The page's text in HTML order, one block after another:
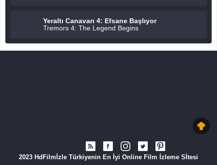
Yeraltı Canavarı 4: Efsane Başlıyor
Tremors 4: The Legend Begins
2023 HdFilmİzle Türkiyenin En İyi Online Film İzleme Sİtesi